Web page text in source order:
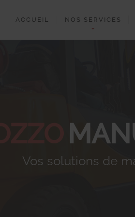
ACCUEIL NOS SERVICES
Vos solutions de